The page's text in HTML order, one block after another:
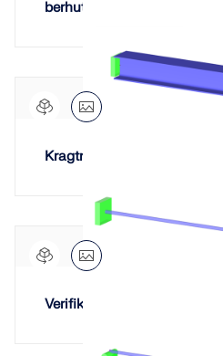
berhut
Kragträger
Verifikationsbeispiel 0096 | 5